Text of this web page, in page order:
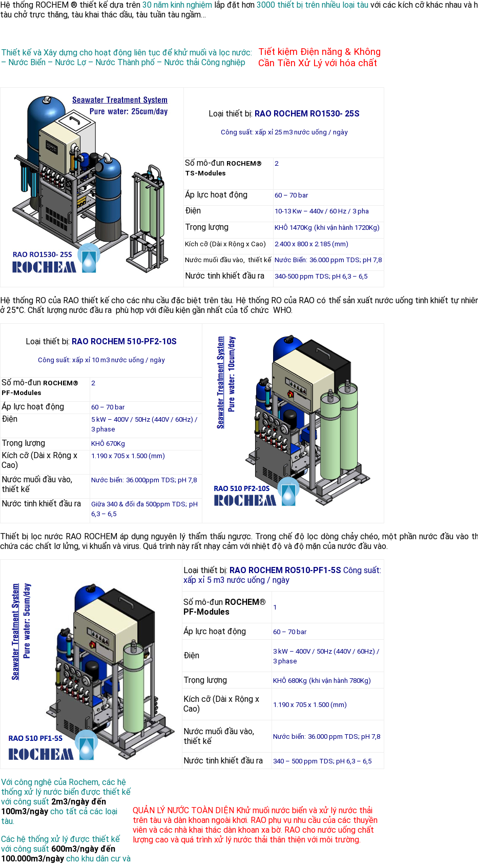
Hệ thống ROCHEM ® thiết kế dựa trên 30 năm kinh nghiệm lắp đặt hơn 3000 thiết bị trên nhiều loại tàu với các kích cỡ khác nhau và
tàu chở trực thăng, tàu khai thác dầu, tàu tuần tàu ngầm…
Thiết kế và Xây dựng cho hoạt động liên tục để khử muối và lọc nước:
– Nước Biển – Nước Lợ – Nước Thành phố – Nước thải Công nghiệp
Tiết kiệm Điện năng & Không
Cần Tiền Xử Lý với hóa chất
Loại thiết bị: RAO ROCHEM RO1530‐ 25S
Công suất: xấp xỉ 25 m3 nước uống / ngày
Số mô-đun ROCHEM®
TS-Modules
2
Áp lực hoạt động 60 – 70 bar
Điện 10-13 Kw – 440v / 60 Hz / 3 pha
Trọng lượng KHÔ 1470Kg (khi vận hành 1720Kg)
Kích cỡ (Dài x Rộng x Cao) 2.400 x 800 x 2.185 (mm)
Nước muối đầu vào, thiết kế Nước Biển: 36.000 ppm TDS; pH 7,8
Nước tinh khiết đầu ra 340-500 ppm TDS; pH 6,3 – 6,5
Hệ thống RO của RAO thiết kế cho các nhu cầu đặc biệt trên tàu. Hệ thống RO của RAO có thể sản xuất nước uống tinh khiết tự
ở 25°C. Chất lượng nước đầu ra phù hợp với điều kiện gần nhất của tổ chức WHO.
Loại thiết bị: RAO ROCHEM 510-PF2-10S
Công suất: xấp xỉ 10 m3 nước uống / ngày
Số mô-đun ROCHEM®
PF-Modules
2
Áp lực hoạt động 60 – 70 bar
Điện
5 kW – 400V / 50Hz (440V / 60Hz) /
3 phase
Trọng lượng KHÔ 670Kg
Kích cỡ (Dài x Rộng x
Cao)
1.190 x 705 x 1.500 (mm)
Nước muối đầu vào,
thiết kế
Nước biển: 36.000ppm TDS; pH 7,8
Nước tinh khiết đầu ra Giữa 340 & đối đa 500ppm TDS; pH
6,3 – 6,5
Thiết bị lọc nước RAO ROCHEM áp dụng nguyên lý thẩm thấu ngược. Trong chế độ lọc dòng chảy chéo, một phần nước đầu vào
chứa các chất lơ lửng, vi khuẩn và virus. Quá trình này rất nhạy cảm với nhiệt độ và độ mặn của nước đầu vào.
Loại thiết bị: RAO ROCHEM RO510-PF1-5S Công suất:
xấp xỉ 5 m3 nước uống / ngày
Số mô-đun ROCHEM®
PF-Modules
1
Áp lực hoạt động 60 – 70 bar
Điện
3 kW – 400V / 50Hz (440V / 60Hz) /
3 phase
Trọng lượng KHÔ 680Kg (khi vận hành 780Kg)
Kích cỡ (Dài x Rộng x
Cao)
1.190 x 705 x 1.500 (mm)
Nước muối đầu vào,
thiết kế
Nước biển: 36.000 ppm TDS; pH 7,8
Nước tinh khiết đầu ra 340 – 500 ppm TDS; pH 6,3 – 6,5
Với công nghệ của Rochem, các hệ
thống xử lý nước biển được thiết kế
với công suất 2m3/ngày đến
100m3/ngày cho tất cả các loại
tàu.
Các hệ thống xử lý được thiết kế
với công suất 600m3/ngày đến
100.000m3/ngày cho khu dân cư và
QUẢN LÝ NƯỚC TOÀN DIỆN Khử muối nước biển và xử lý nước thải
trên tàu và dàn khoan ngoài khơi. RAO phụ vụ nhu cầu của các thuyền
viên và các nhà khai thác dàn khoan xa bờ. RAO cho nước uống chất
lượng cao và quá trình xử lý nước thải thân thiện với môi trường.